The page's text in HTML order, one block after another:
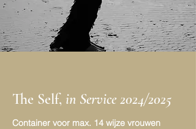
The Self, in Service 2024/2025
Container voor max. 14 wijze vrouwen